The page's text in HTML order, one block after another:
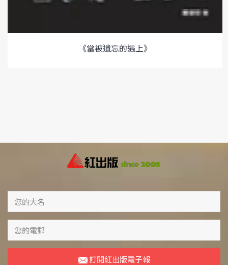
《當被遺忘的遇上》
訂閱紅出版電子報